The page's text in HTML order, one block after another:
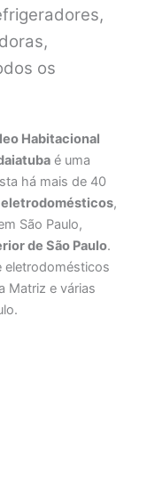
os
Habitacional
é uma
há mais de 40
,
São Paulo,
de São Paulo.
eletrodomésticos
Matriz e várias